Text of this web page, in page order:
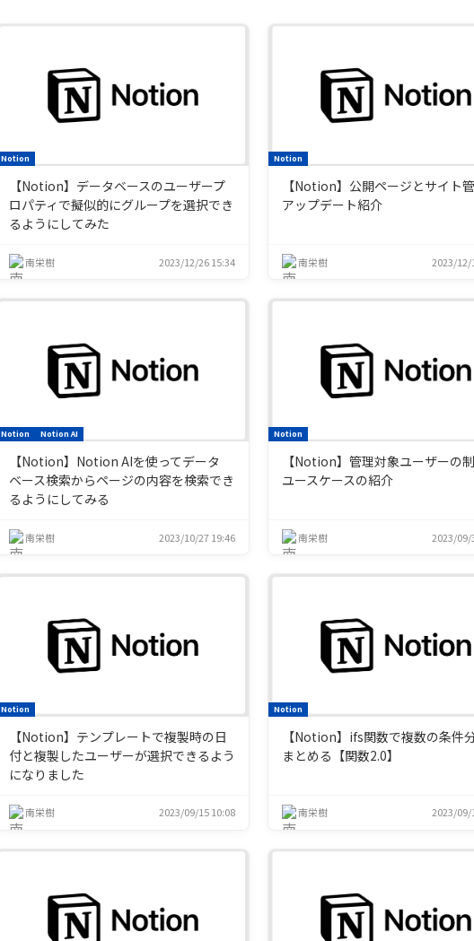
Notion
【Notion】データベースのユーザープ
ロパティで擬似的にグループを選択でき
るようにしてみた
南栄樹 2023/12/26 15:34
Notion
【Notion】公開ページとサイト
アップデート紹介
南栄樹 2023/12/
Notion Notion AI
【Notion】Notion AIを使ってデータ
ベース検索からページの内容を検索でき
るようにしてみる
南栄樹 2023/10/27 19:46
Notion
【Notion】管理対象ユーザーの
ユースケースの紹介
南栄樹 2023/09/
Notion
【Notion】テンプレートで複製時の日
付と複製したユーザーが選択できるよう
になりました
南栄樹 2023/09/15 10:08
Notion
【Notion】ifs関数で複数の条件
まとめる【関数2.0】
南栄樹 2023/09/